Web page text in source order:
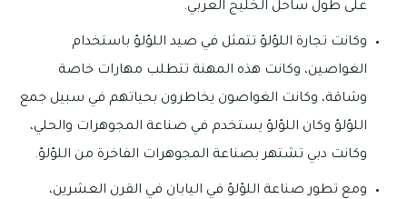
على طول ساحل الخليج العربي.
وكانت تجارة اللؤلؤ تتمثل في صيد اللؤلؤ باستخدام
الغواصين، وكانت هذه المهنة تتطلب مهارات خاصة
وشاقة، وكانت الغواصون يخاطرون بحياتهم في سبيل جمع
اللؤلؤ وكان اللؤلؤ يستخدم في صناعة المجوهرات والحلي،
وكانت دبي تشتهر بصناعة المجوهرات الفاخرة من اللؤلؤ.
ومع تطور صناعة اللؤلؤ في اليابان في القرن العشرين،